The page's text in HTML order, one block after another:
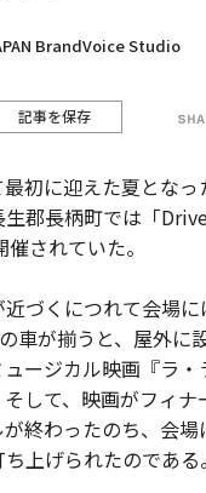
BrandVoice Studio
記事を保存
初に迎えた夏とな
郡長柄町では「
されていた。
づくにつれて会場
車が揃うと、屋外に
ージカル映画『ラ
そして、映画がフィナ
終わったのち、会
上げられたのである。